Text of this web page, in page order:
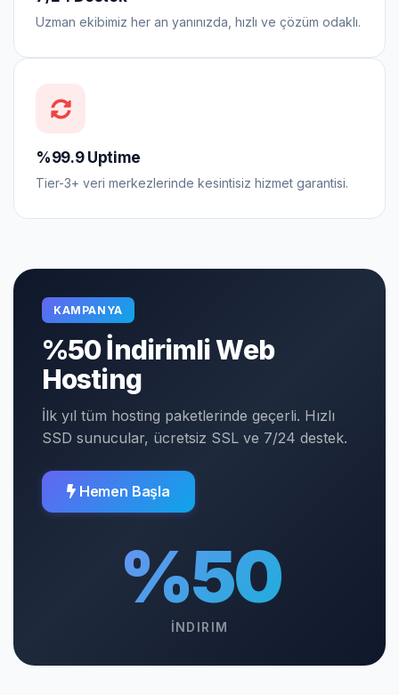
Uzman ekibimiz her an yanınızda, hızlı ve çözüm odaklı.
%99.9 Uptime
Tier-3+ veri merkezlerinde kesintisiz hizmet garantisi.
KAMPANYA
%50 İndirimli Web
Hosting
İlk yıl tüm hosting paketlerinde geçerli. Hızlı
SSD sunucular, ücretsiz SSL ve 7/24 destek.
Hemen Başla
%50
İNDIRIM